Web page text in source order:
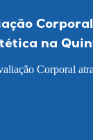
na
Corporal